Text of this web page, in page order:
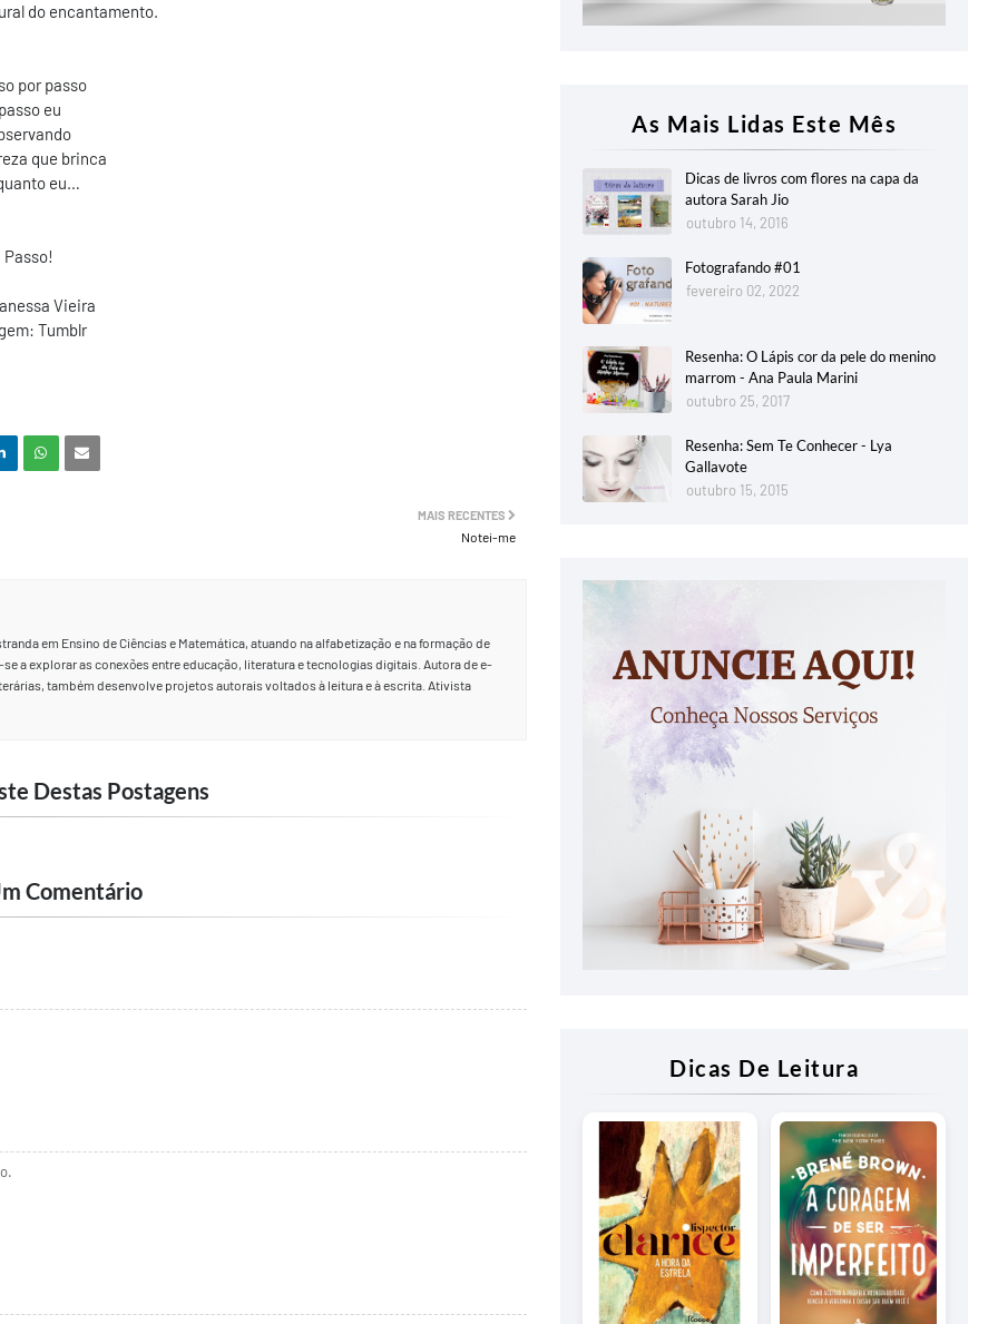
do encantamento.
por passo
eu
que brinca
eu…
Passo!
Vieira
Tumblr
MAIS RECENTES
Notei-me
em Ensino de Ciências e Matemática, atuando na alfabetização e na formação de
a explorar as conexões entre educação, literatura e tecnologias digitais. Autora de e-
também desenvolve projetos autorais voltados à leitura e à escrita. Ativista
Destas Postagens
Comentário
As Mais Lidas Este Mês
Dicas de livros com flores na capa da
autora Sarah Jio
outubro 14, 2016
Fotografando #01
fevereiro 02, 2022
Resenha: O Lápis cor da pele do menino
marrom - Ana Paula Marini
outubro 25, 2017
Resenha: Sem Te Conhecer - Lya
Gallavote
outubro 15, 2015
Dicas De Leitura